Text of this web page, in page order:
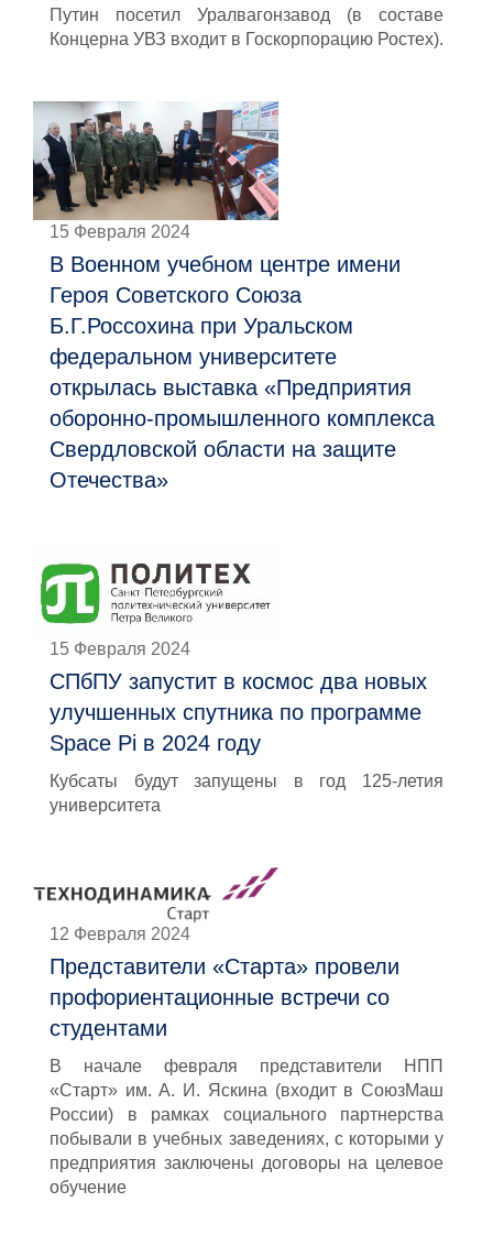
Путин посетил Уралвагонзавод (в составе
Концерна УВЗ входит в Госкорпорацию Ростех).
15 Февраля 2024
В Военном учебном центре имени
Героя Советского Союза
Б.Г.Россохина при Уральском
федеральном университете
открылась выставка «Предприятия
оборонно-промышленного комплекса
Свердловской области на защите
Отечества»
15 Февраля 2024
СПбПУ запустит в космос два новых
улучшенных спутника по программе
Space Pi в 2024 году
Кубсаты будут запущены в год 125-летия
университета
12 Февраля 2024
Представители «Старта» провели
профориентационные встречи со
студентами
В начале февраля представители НПП
«Старт» им. А. И. Яскина (входит в СоюзМаш
России) в рамках социального партнерства
побывали в учебных заведениях, с которыми у
предприятия заключены договоры на целевое
обучение